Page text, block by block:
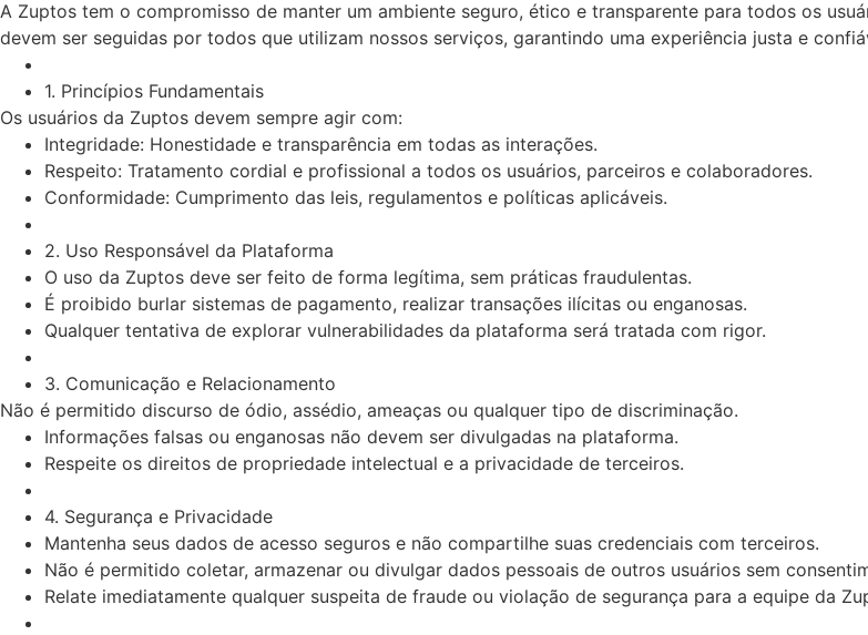
A Zuptos tem o compromisso de manter um ambiente seguro, ético e transparente para todos os
devem ser seguidas por todos que utilizam nossos serviços, garantindo uma experiência justa e
1. Princípios Fundamentais
Os usuários da Zuptos devem sempre agir com:
Integridade: Honestidade e transparência em todas as interações.
Respeito: Tratamento cordial e profissional a todos os usuários, parceiros e colaboradores.
Conformidade: Cumprimento das leis, regulamentos e políticas aplicáveis.
2. Uso Responsável da Plataforma
O uso da Zuptos deve ser feito de forma legítima, sem práticas fraudulentas.
É proibido burlar sistemas de pagamento, realizar transações ilícitas ou enganosas.
Qualquer tentativa de explorar vulnerabilidades da plataforma será tratada com rigor.
3. Comunicação e Relacionamento
Não é permitido discurso de ódio, assédio, ameaças ou qualquer tipo de discriminação.
Informações falsas ou enganosas não devem ser divulgadas na plataforma.
Respeite os direitos de propriedade intelectual e a privacidade de terceiros.
4. Segurança e Privacidade
Mantenha seus dados de acesso seguros e não compartilhe suas credenciais com terceiros.
Não é permitido coletar, armazenar ou divulgar dados pessoais de outros usuários sem
Relate imediatamente qualquer suspeita de fraude ou violação de segurança para a equipe da